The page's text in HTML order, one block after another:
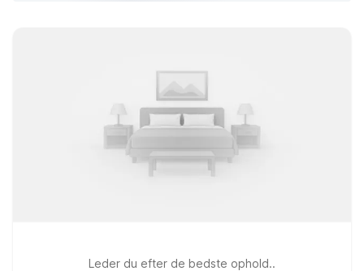
Leder du efter de bedste ophold..